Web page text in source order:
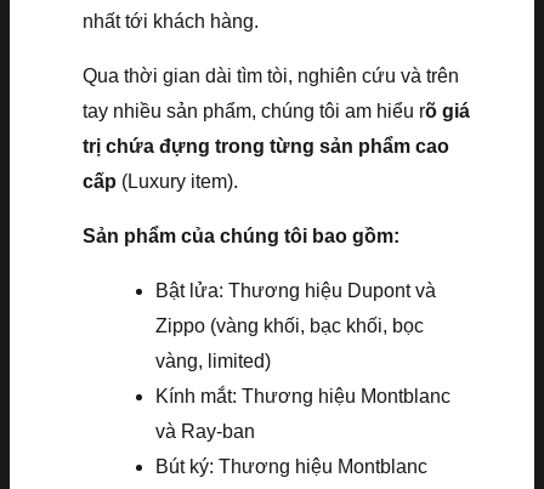
nhất tới khách hàng.
Qua thời gian dài tìm tòi, nghiên cứu và trên
tay nhiều sản phẩm, chúng tôi am hiểu rõ giá
trị chứa đựng trong từng sản phẩm cao
cấp (Luxury item).
Sản phẩm của chúng tôi bao gồm:
Bật lửa: Thương hiệu Dupont và
Zippo (vàng khối, bạc khối, bọc
vàng, limited)
Kính mắt: Thương hiệu Montblanc
và Ray-ban
Bút ký: Thương hiệu Montblanc